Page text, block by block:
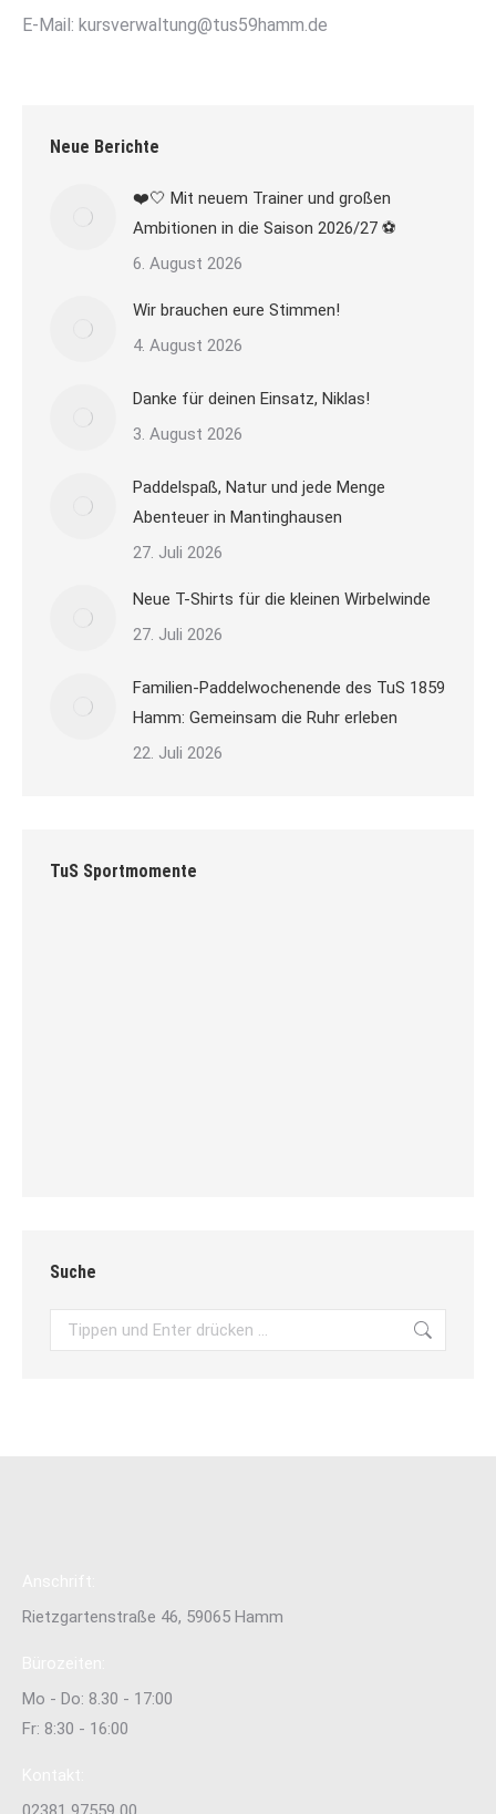
E-Mail: kursverwaltung@tus59hamm.de
Neue Berichte
❤️🤍 Mit neuem Trainer und großen
Ambitionen in die Saison 2026/27 ⚽
6. August 2026
Wir brauchen eure Stimmen!
4. August 2026
Danke für deinen Einsatz, Niklas!
3. August 2026
Paddelspaß, Natur und jede Menge
Abenteuer in Mantinghausen
27. Juli 2026
Neue T-Shirts für die kleinen Wirbelwinde
27. Juli 2026
Familien-Paddelwochenende des TuS 1859
Hamm: Gemeinsam die Ruhr erleben
22. Juli 2026
TuS Sportmomente
Suche
Search:
Rietzgartenstraße 46, 59065 Hamm
Mo - Do: 8.30 - 17:00
Fr: 8:30 - 16:00